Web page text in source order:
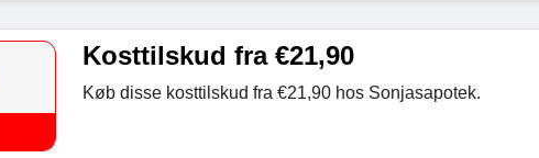
Kosttilskud fra €21,90
Køb disse kosttilskud fra €21,90 hos Sonjasapotek.